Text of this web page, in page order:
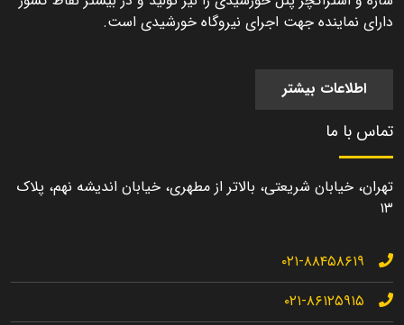
دارای نماینده جهت اجرای نیروگاه خورشیدی است.
اطلاعات بیشتر
تماس با ما
تهران، خیابان شریعتی، بالاتر از مطهری، خیابان اندیشه نهم، پلاک
۱۳
۰۲۱-۸۸۴۵۸۶۱۹
۰۲۱-۸۶۱۲۵۹۱۵